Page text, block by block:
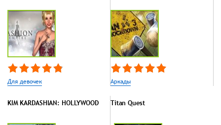
Для девочек Аркады
KIM KARDASHIAN: HOLLYWOOD Titan Quest